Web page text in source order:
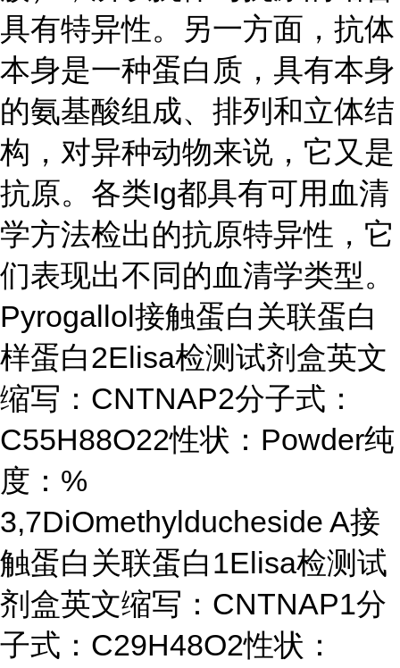
具有特异性。另一方面，抗体
本身是一种蛋白质，具有本身
的氨基酸组成、排列和立体结
构，对异种动物来说，它又是
抗原。各类Ig都具有可用血清
学方法检出的抗原特异性，它
们表现出不同的血清学类型。
Pyrogallol接触蛋白关联蛋白
样蛋白2Elisa检测试剂盒英文
缩写：CNTNAP2分子式：
C55H88O22性状：Powder纯
度：%
3,7DiOmethylducheside A接
触蛋白关联蛋白1Elisa检测试
剂盒英文缩写：CNTNAP1分
子式：C29H48O2性状：